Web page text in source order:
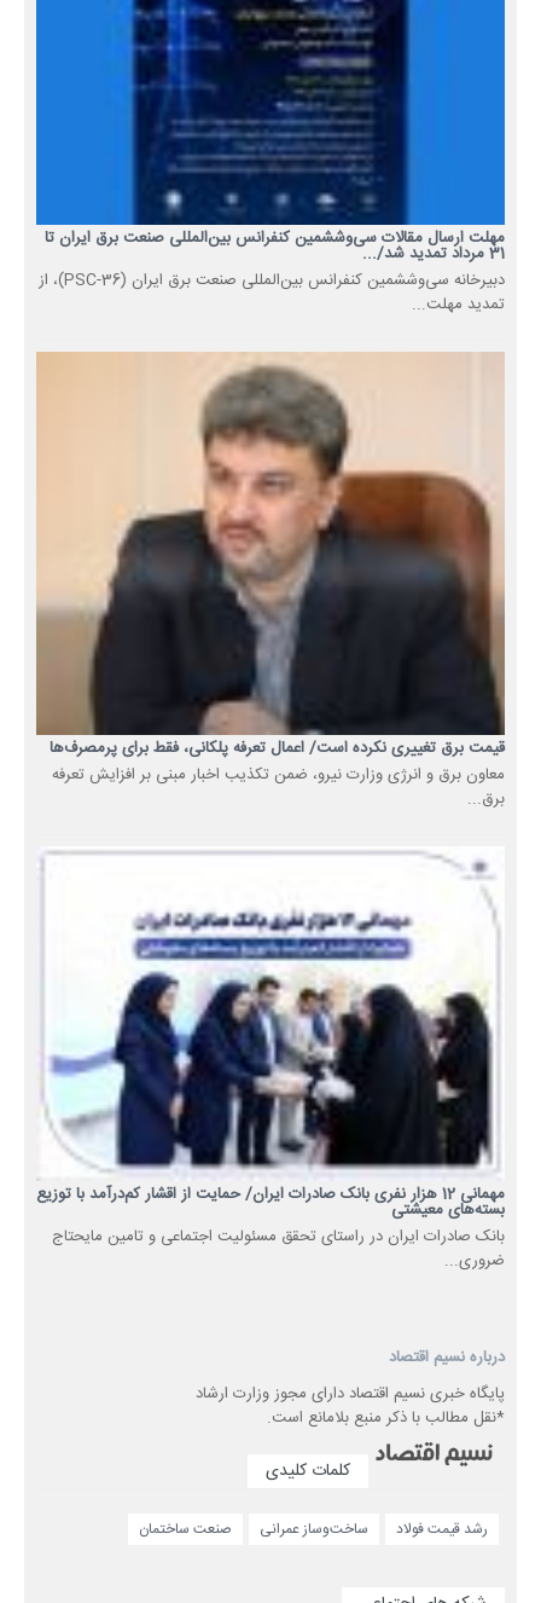
مهلت ارسال مقالات سی‌وششمین کنفرانس بین‌المللی صنعت برق ایران تا
31 مرداد تمدید شد/...
دبیرخانه سی‌وششمین کنفرانس بین‌المللی صنعت برق ایران (PSC-36)، از
تمدید مهلت...
قیمت برق تغییری نکرده است/ اعمال تعرفه پلکانی، فقط برای پرمصرف‌ها
معاون برق و انرژی وزارت نیرو، ضمن تکذیب اخبار مبنی بر افزایش تعرفه
برق...
مهمانی 12 هزار نفری بانک صادرات ایران/ حمایت از اقشار کم‌درآمد با توزیع
بسته‌های معیشتی
​بانک صادرات ایران در راستای تحقق مسئولیت اجتماعی و تامین مایحتاج
ضروری...
درباره نسیم اقتصاد
پایگاه خبری نسیم اقتصاد دارای مجوز وزارت ارشاد
*نقل مطالب با ذکر منبع بلامانع است.
کلمات کلیدی
رشد قیمت فولاد ساخت‌وساز عمرانی صنعت ساختمان